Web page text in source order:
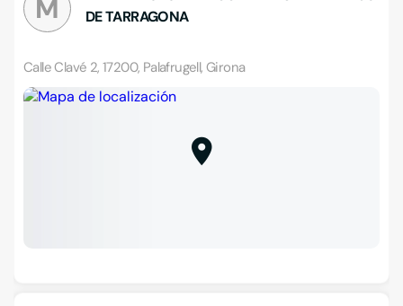
M
DE TARRAGONA
Calle Clavé 2, 17200, Palafrugell, Girona